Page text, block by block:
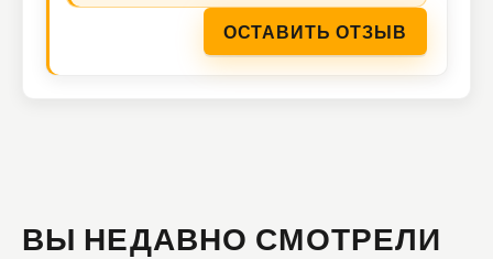
ОСТАВИТЬ ОТЗЫВ
ВЫ НЕДАВНО СМОТРЕЛИ